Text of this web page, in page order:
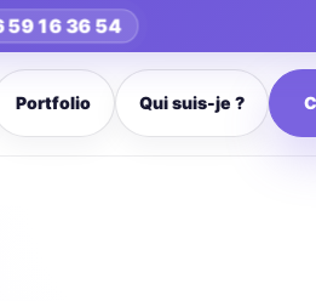
59 16 36 54
Portfolio Qui suis-je ?